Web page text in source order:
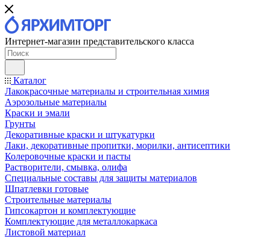
Интернет-магазин представительского класса
Каталог
Лакокрасочные материалы и строительная химия
Аэрозольные материалы
Краски и эмали
Грунты
Декоративные краски и штукатурки
Лаки, декоративные пропитки, морилки, антисептики
Колеровочные краски и пасты
Растворители, смывка, олифа
Специальные составы для защиты материалов
Шпатлевки готовые
Строительные материалы
Гипсокартон и комплектующие
Комплектующие для металлокаркаса
Листовой материал